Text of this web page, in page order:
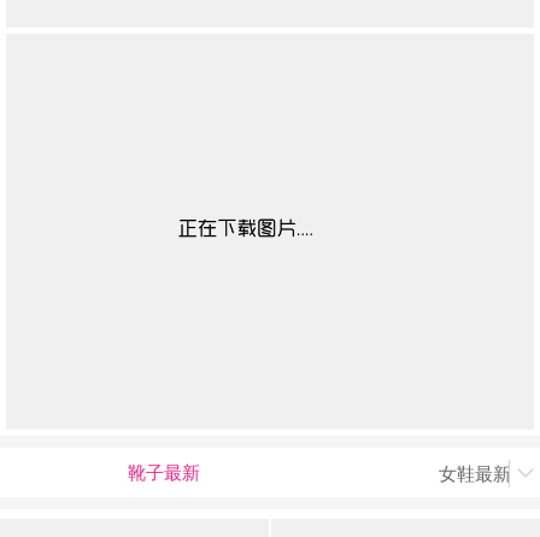
靴子最新 女鞋最新上
